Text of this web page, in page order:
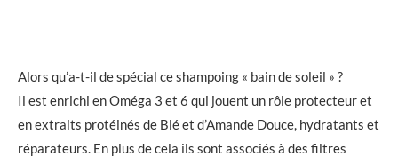
Alors qu’a-t-il de spécial ce shampoing « bain de soleil » ?
Il est enrichi en Oméga 3 et 6 qui jouent un rôle protecteur et
en extraits protéinés de Blé et d’Amande Douce, hydratants et
réparateurs. En plus de cela ils sont associés à des filtres